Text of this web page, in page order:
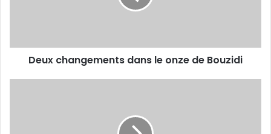
Deux changements dans le onze de Bouzidi